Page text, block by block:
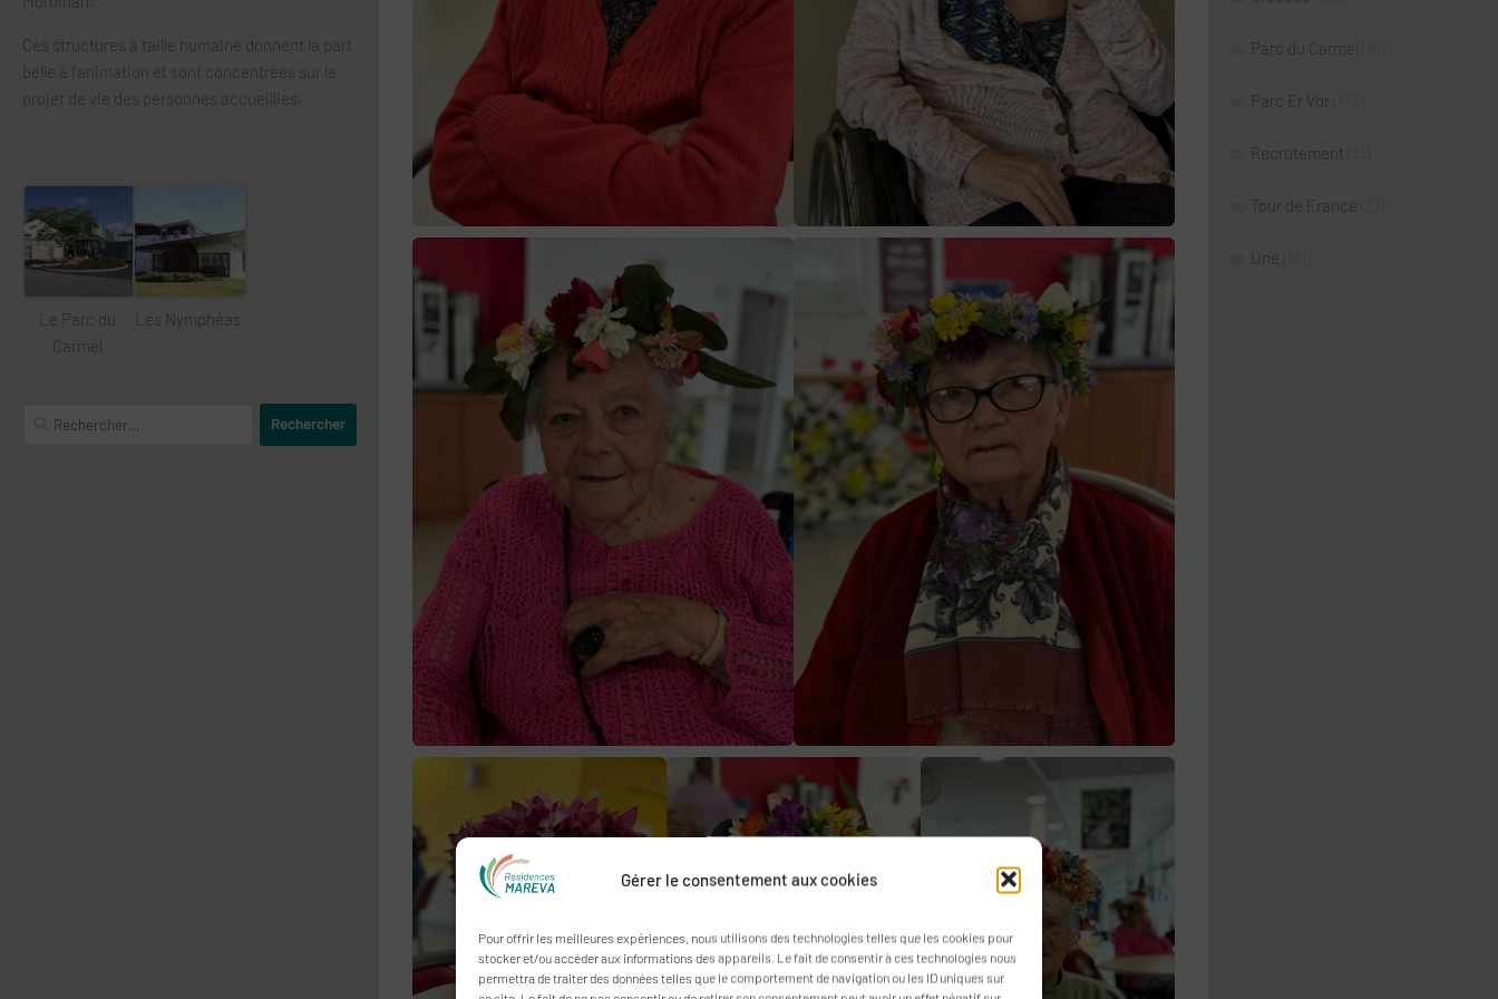
Gérer le consentement aux cookies
Pour offrir les meilleures expériences, nous utilisons des technologies telles que les cookies pour
stocker et/ou accéder aux informations des appareils. Le fait de consentir à ces technologies nous
permettra de traiter des données telles que le comportement de navigation ou les ID uniques sur
Ces structures à taille humaine donnent la part
belle à l’animation et sont concentrées sur le
projet de vie des personnes accueillies.
Le Parc du
Carmel
Les Nymphéas
Rechercher :
Parc du Carmel
Parc Er Vor
Recrutement
Tour de France
Une